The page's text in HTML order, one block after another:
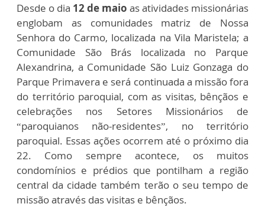
Desde o dia 12 de maio as atividades missionárias
englobam as comunidades matriz de Nossa
Senhora do Carmo, localizada na Vila Maristela; a
Comunidade São Brás localizada no Parque
Alexandrina, a Comunidade São Luiz Gonzaga do
Parque Primavera e será continuada a missão fora
do território paroquial, com as visitas, bênçãos e
celebrações nos Setores Missionários de
“paroquianos não-residentes”, no território
paroquial. Essas ações ocorrem até o próximo dia
22. Como sempre acontece, os muitos
condomínios e prédios que pontilham a região
central da cidade também terão o seu tempo de
missão através das visitas e bênçãos.